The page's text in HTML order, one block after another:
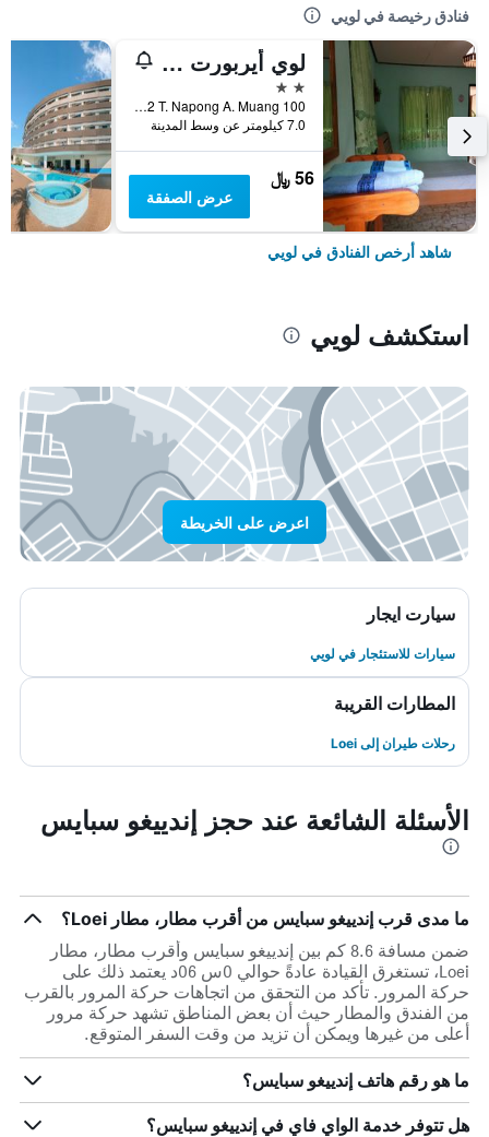
فنادق رخيصة في لويي
لوي أيربورت هوم ستاي
2 نجمتين
100 Moo 12 T. Napong A. Muang, لويي, تايلاند
7.0 كيلومتر عن وسط المدينة
56 ﷼
عرض الصفقة
شاهد أرخص الفنادق في لويي
استكشف لويي
اعرض على الخريطة
سيارت ايجار
سيارات للاستئجار في لويي
المطارات القريبة
رحلات طيران إلى Loei
الأسئلة الشائعة عند حجز إندييغو سبايس
ما مدى قرب إندييغو سبايس من أقرب مطار، مطار Loei؟
ضمن مسافة 8.6 كم بين إندييغو سبايس وأقرب مطار، مطار
Loei، تستغرق القيادة عادةً حوالي 0س 06د يعتمد ذلك على
حركة المرور. تأكد من التحقق من اتجاهات حركة المرور بالقرب
من الفندق والمطار حيث أن بعض المناطق تشهد حركة مرور
أعلى من غيرها ويمكن أن تزيد من وقت السفر المتوقع.
ما هو رقم هاتف إندييغو سبايس؟
هل تتوفر خدمة الواي فاي في إندييغو سبايس؟